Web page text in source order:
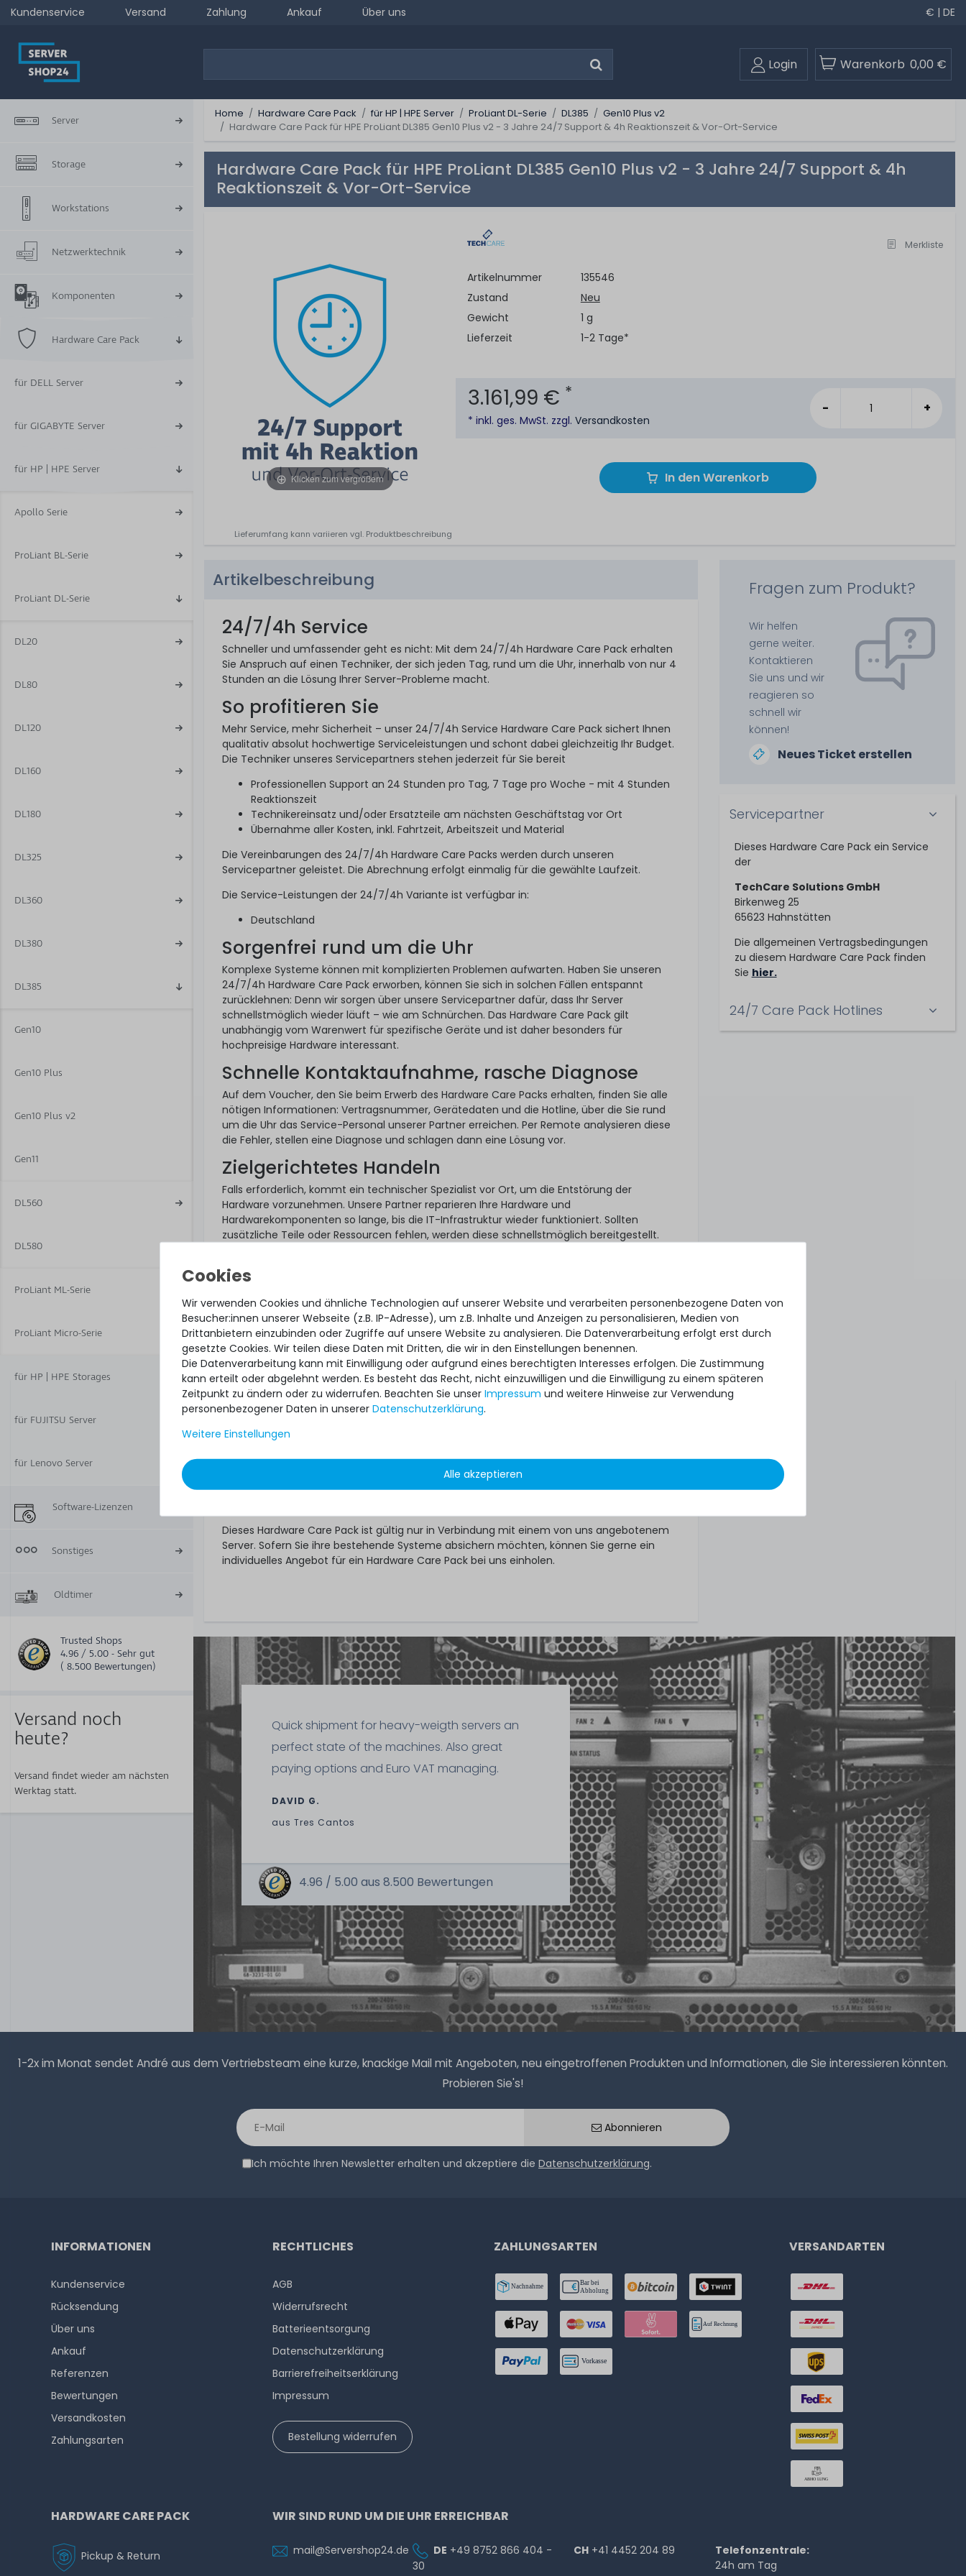
Kundenservice Versand Zahlung Ankauf Über uns € | DE
Login Warenkorb 0,00 €
Server
Storage
Workstations
Netzwerktechnik
Komponenten
Hardware Care Pack
für DELL Server
für GIGABYTE Server
für HP | HPE Server
Apollo Serie
ProLiant BL-Serie
ProLiant DL-Serie
DL20
DL80
DL120
DL160
DL180
DL325
DL360
DL380
DL385
Gen10
Gen10 Plus
Gen10 Plus v2
Gen11
DL560
DL580
ProLiant ML-Serie
ProLiant Micro-Serie
für HP | HPE Storages
für FUJITSU Server
für Lenovo Server
Software-Lizenzen
Sonstiges
Oldtimer
Trusted Shops
4.96 / 5.00 - Sehr gut
( 8.500 Bewertungen)
Versand noch
heute?
Versand findet wieder am nächsten
Werktag statt.
Home Hardware Care Pack für HP | HPE Server ProLiant DL-Serie DL385
Gen10 Plus v2
Hardware Care Pack für HPE ProLiant DL385 Gen10 Plus v2 - 3 Jahre 24/7 Support & 4h Reaktionszeit & Vor-Ort-Service
Hardware Care Pack für HPE ProLiant DL385 Gen10 Plus v2 - 3 Jahre 24/7 Support & 4h
Reaktionszeit & Vor-Ort-Service
Klicken zum vergrößern
Lieferumfang kann variieren vgl. Produktbeschreibung
Merkliste
Artikelnummer
135546
Zustand
Neu
Gewicht
1 g
Lieferzeit
1-2 Tage*
3.161,99 € *
* inkl. ges. MwSt. zzgl.Versandkosten
- +
In den Warenkorb
Artikelbeschreibung
24/7/4h Service
Schneller und umfassender geht es nicht: Mit dem 24/7/4h Hardware Care Pack erhalten
Sie Anspruch auf einen Techniker, der sich jeden Tag, rund um die Uhr, innerhalb von nur 4
Stunden an die Lösung Ihrer Server-Probleme macht.
So profitieren Sie
Mehr Service, mehr Sicherheit – unser 24/7/4h Service Hardware Care Pack sichert Ihnen
qualitativ absolut hochwertige Serviceleistungen und schont dabei gleichzeitig Ihr Budget.
Die Techniker unseres Servicepartners stehen jederzeit für Sie bereit
Professionellen Support an 24 Stunden pro Tag, 7 Tage pro Woche - mit 4 Stunden
Reaktionszeit
Technikereinsatz und/oder Ersatzteile am nächsten Geschäftstag vor Ort
Übernahme aller Kosten, inkl. Fahrtzeit, Arbeitszeit und Material
Die Vereinbarungen des 24/7/4h Hardware Care Packs werden durch unseren
Servicepartner geleistet. Die Abrechnung erfolgt einmalig für die gewählte Laufzeit.
Die Service-Leistungen der 24/7/4h Variante ist verfügbar in:
Deutschland
Sorgenfrei rund um die Uhr
Komplexe Systeme können mit komplizierten Problemen aufwarten. Haben Sie unseren
24/7/4h Hardware Care Pack erworben, können Sie sich in solchen Fällen entspannt
zurücklehnen: Denn wir sorgen über unsere Servicepartner dafür, dass Ihr Server
schnellstmöglich wieder läuft – wie am Schnürchen. Das Hardware Care Pack gilt
unabhängig vom Warenwert für spezifische Geräte und ist daher besonders für
hochpreisige Hardware interessant.
Schnelle Kontaktaufnahme, rasche Diagnose
Auf dem Voucher, den Sie beim Erwerb des Hardware Care Packs erhalten, finden Sie alle
nötigen Informationen: Vertragsnummer, Gerätedaten und die Hotline, über die Sie rund
um die Uhr das Service-Personal unserer Partner erreichen. Per Remote analysieren diese
die Fehler, stellen eine Diagnose und schlagen dann eine Lösung vor.
Zielgerichtetes Handeln
Falls erforderlich, kommt ein technischer Spezialist vor Ort, um die Entstörung der
Hardware vorzunehmen. Unsere Partner reparieren Ihre Hardware und
Hardwarekomponenten so lange, bis die IT-Infrastruktur wieder funktioniert. Sollten
zusätzliche Teile oder Ressourcen fehlen, werden diese schnellstmöglich bereitgestellt.
So funktioniert es
Ein Hardware Care Pack ist die ideale Ergänzung zur gesetzlichen Gewährleistung Ihrer
Ware. Wer für seine Gebraucht-Server auf Nummer Sicher gehen will, kann das dank
unseres 24/7/4h Hardware Care Pack mit nur wenigen Klicks tun:
Hardware Care Pack für passendes Modell auf Servershop24.de aussuchen
gewünschte Service-Variante mit der geeigneten Laufzeit auswählen
Und bestellen! Falls nicht anders festgelegt, wird Ihr individuelles Hardware Care Pack drei
Tage nach Lieferung automatisch aktiviert.
Was noch?
Das angebotene Hardware Care Pack erweitert Ihren Schutz. Ihre gesetzlichen
Gewährleistungsrechte und ggf. am Artikel vorhandene Garantien bleiben davon
unberührt. Sie erhalten im Falle eines Problems, unabhängig, ob ein Servicefall eintritt oder
ob das Hardware Care Pack in Anspruch genommen wird, im Rahmen der jeweiligen
Dieses Hardware Care Pack ist gültig nur in Verbindung mit einem von uns angebotenem
Server. Sofern Sie ihre bestehende Systeme absichern möchten, können Sie gerne ein
individuelles Angebot für ein Hardware Care Pack bei uns einholen.
Fragen zum Produkt?
Wir helfen
gerne weiter.
Kontaktieren
Sie uns und wir
reagieren so
schnell wir
können!
Neues Ticket erstellen
Servicepartner
Dieses Hardware Care Pack ein Service
der
TechCare Solutions GmbH
Birkenweg 25
65623 Hahnstätten
Die allgemeinen Vertragsbedingungen
zu diesem Hardware Care Pack finden
Sie hier.
24/7 Care Pack Hotlines
Quick shipment for heavy-weigth servers an
perfect state of the machines. Also great
paying options and Euro VAT managing.
DAVID G.
aus Tres Cantos
4.96 / 5.00 aus 8.500 Bewertungen
1-2x im Monat sendet André aus dem Vertriebsteam eine kurze, knackige Mail mit Angeboten, neu eingetroffenen Produkten und Informationen, die Sie interessieren könnten.
Probieren Sie's!
Abonnieren
Ich möchte Ihren Newsletter erhalten und akzeptiere die Datenschutzerklärung.
Wir verwenden Cookies und ähnliche Technologien auf unserer Website und verarbeiten personenbezogene Daten von
Besucher:innen unserer Webseite (z.B. IP-Adresse), um z.B. Inhalte und Anzeigen zu personalisieren, Medien von
Drittanbietern einzubinden oder Zugriffe auf unsere Website zu analysieren. Die Datenverarbeitung erfolgt erst durch
gesetzte Cookies. Wir teilen diese Daten mit Dritten, die wir in den Einstellungen benennen.
Die Datenverarbeitung kann mit Einwilligung oder aufgrund eines berechtigten Interesses erfolgen. Die Zustimmung
kann erteilt oder abgelehnt werden. Es besteht das Recht, nicht einzuwilligen und die Einwilligung zu einem späteren
Zeitpunkt zu ändern oder zu widerrufen. Beachten Sie unser Impressum und weitere Hinweise zur Verwendung
personenbezogener Daten in unserer Daten­schutz­erklärung.
Weitere Einstellungen
Alle akzeptieren
INFORMATIONEN
Kundenservice
Rücksendung
Über uns
Ankauf
Referenzen
Bewertungen
Versandkosten
Zahlungsarten
RECHTLICHES
AGB
Widerrufs­recht
Batterieentsorgung
Datenschutzerklärung
Barrierefreiheitserklärung
Impressum
Bestellung widerrufen
ZAHLUNGSARTEN VERSANDARTEN
HARDWARE CARE PACK
Pickup & Return
WIR SIND RUND UM DIE UHR ERREICHBAR
mail@Servershop24.de DE +49 8752 866 404 -
30
CH +41 4452 204 89
Telefonzentrale:
24h am Tag